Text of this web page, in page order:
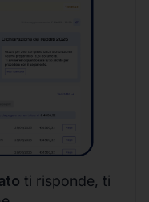
ti risponde, ti